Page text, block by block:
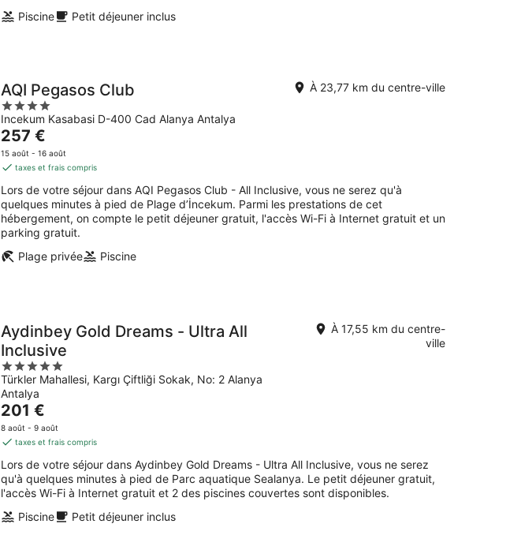
Piscine
Petit déjeuner inclus
AQI Pegasos Club
4
out
of
5
Incekum Kasabasi D-400 Cad Alanya Antalya
À 23,77 km du centre-ville
Le
prix
est
257 €
par
nuit
257 €
15 août - 16 août
taxes et frais compris
Lors de votre séjour dans AQI Pegasos Club - All Inclusive, vous ne serez qu'à
quelques minutes à pied de Plage d’İncekum. Parmi les prestations de cet
hébergement, on compte le petit déjeuner gratuit, l'accès Wi-Fi à Internet gratuit et un
parking gratuit.
Plage privée
Piscine
Aydinbey Gold Dreams - Ultra All
Inclusive
5
out
of
5
Türkler Mahallesi, Kargı Çiftliği Sokak, No: 2 Alanya
Antalya
À 17,55 km du centre-
ville
Le
prix
est
201 €
par
nuit
201 €
8 août - 9 août
taxes et frais compris
Lors de votre séjour dans Aydinbey Gold Dreams - Ultra All Inclusive, vous ne serez
qu'à quelques minutes à pied de Parc aquatique Sealanya. Le petit déjeuner gratuit,
l'accès Wi-Fi à Internet gratuit et 2 des piscines couvertes sont disponibles.
Piscine
Petit déjeuner inclus